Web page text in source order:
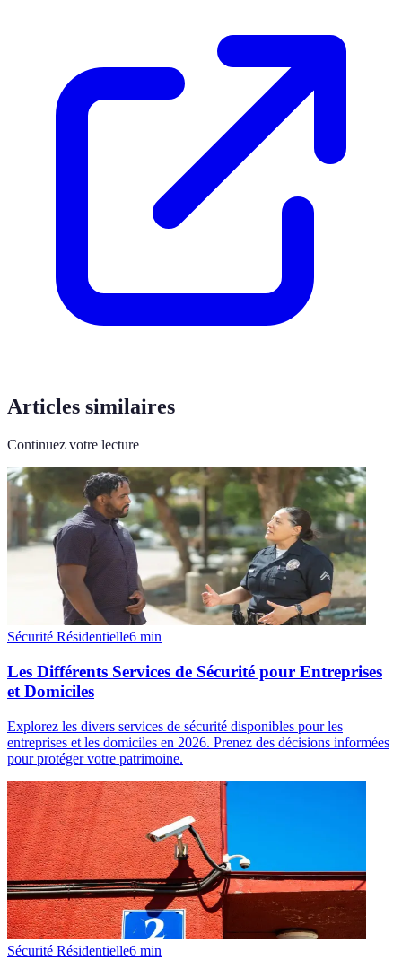
Articles similaires
Continuez votre lecture
Sécurité Résidentielle6 min
Les Différents Services de Sécurité pour Entreprises
et Domiciles
Explorez les divers services de sécurité disponibles pour les
entreprises et les domiciles en 2026. Prenez des décisions informées
pour protéger votre patrimoine.
Sécurité Résidentielle6 min